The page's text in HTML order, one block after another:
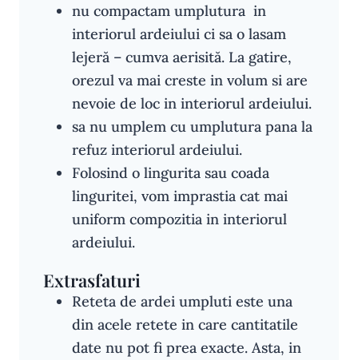
nu compactam umplutura in
interiorul ardeiului ci sa o lasam
lejeră – cumva aerisită. La gatire,
orezul va mai creste in volum si are
nevoie de loc in interiorul ardeiului.
sa nu umplem cu umplutura pana la
refuz interiorul ardeiului.
Folosind o lingurita sau coada
linguritei, vom imprastia cat mai
uniform compozitia in interiorul
ardeiului.
Extrasfaturi
Reteta de ardei umpluti este una
din acele retete in care cantitatile
date nu pot fi prea exacte. Asta, in